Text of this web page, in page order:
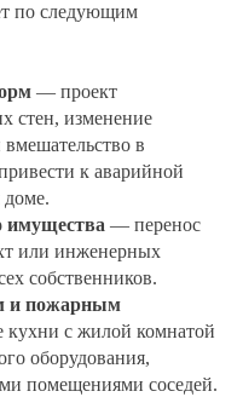
по следующим
— проект
стен, изменение
в
к аварийной
имущества — перенос
или инженерных
собственников.
и пожарным
с жилой комнатой
оборудования,
помещениями соседей.